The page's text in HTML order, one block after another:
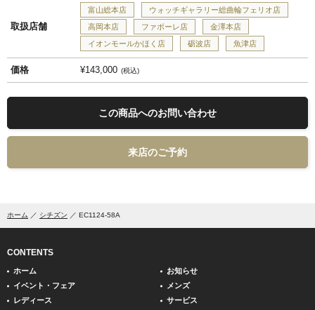
取扱店舗
富山総本店
ウォッチギャラリー総曲輪フェリオ店
高岡本店
ファボーレ店
金澤本店
イオンモールかほく店
砺波店 魚津店
価格 ¥143,000 税込
この商品へのお問い合わせ
来店のご予約
ホーム シチズン EC1124-58A
CONTENTS
ホーム
お知らせ
イベント・フェア
メンズ
レディース
サービス